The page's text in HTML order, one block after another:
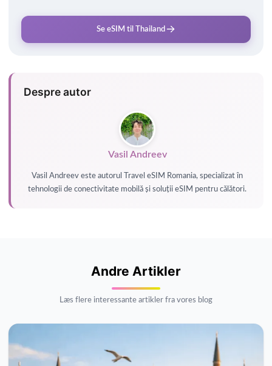
Se eSIM til Thailand
Despre autor
Vasil Andreev
Vasil Andreev este autorul Travel eSIM Romania, specializat în
tehnologii de conectivitate mobilă și soluții eSIM pentru călători.
Andre Artikler
Læs flere interessante artikler fra vores blog